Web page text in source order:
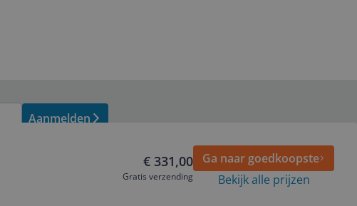
€ 331,00
Gratis verzending
Ga naar goedkoopste
Bekijk alle prijzen
Aanmelden